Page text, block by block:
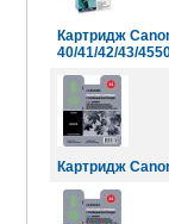
Картридж
40/41/42/43/
Картридж